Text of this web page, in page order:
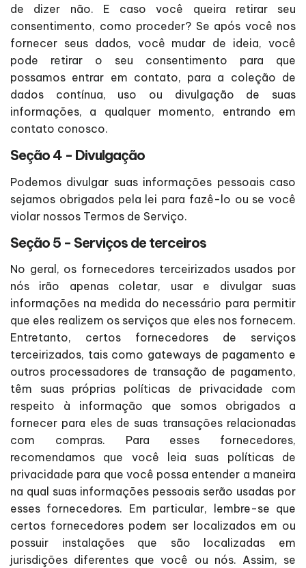
de dizer não. E caso você queira retirar seu
consentimento, como proceder? Se após você nos
fornecer seus dados, você mudar de ideia, você
pode retirar o seu consentimento para que
possamos entrar em contato, para a coleção de
dados contínua, uso ou divulgação de suas
informações, a qualquer momento, entrando em
contato conosco.
Seção 4 - Divulgação
Podemos divulgar suas informações pessoais caso
sejamos obrigados pela lei para fazê-lo ou se você
violar nossos Termos de Serviço.
Seção 5 - Serviços de terceiros
No geral, os fornecedores terceirizados usados por
nós irão apenas coletar, usar e divulgar suas
informações na medida do necessário para permitir
que eles realizem os serviços que eles nos fornecem.
Entretanto, certos fornecedores de serviços
terceirizados, tais como gateways de pagamento e
outros processadores de transação de pagamento,
têm suas próprias políticas de privacidade com
respeito à informação que somos obrigados a
fornecer para eles de suas transações relacionadas
com compras. Para esses fornecedores,
recomendamos que você leia suas políticas de
privacidade para que você possa entender a maneira
na qual suas informações pessoais serão usadas por
esses fornecedores. Em particular, lembre-se que
certos fornecedores podem ser localizados em ou
possuir instalações que são localizadas em
jurisdições diferentes que você ou nós. Assim, se